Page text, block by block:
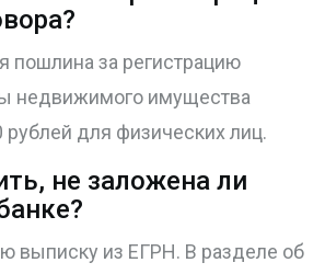
пошлина за регистрацию
недвижимого имущества
рублей для физических лиц.
не заложена ли
выписку из ЕГРН. В разделе об